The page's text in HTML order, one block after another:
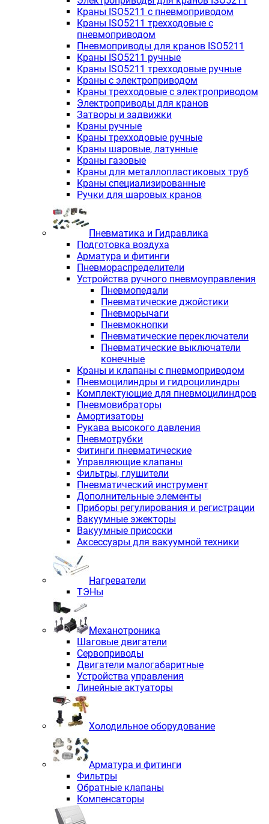
Краны ISO5211 с пневмоприводом
Краны ISO5211 трехходовые с
пневмоприводом
Пневмоприводы для кранов ISO5211
Краны ISO5211 ручные
Краны ISO5211 трехходовые ручные
Краны с электроприводом
Краны трехходовые с электроприводом
Электроприводы для кранов
Затворы и задвижки
Краны ручные
Краны трехходовые ручные
Краны шаровые, латунные
Краны газовые
Краны для металлопластиковых труб
Краны специализированные
Ручки для шаровых кранов
Пневматика и Гидравлика
Подготовка воздуха
Арматура и фитинги
Пневмораспределители
Устройства ручного пневмоуправления
Пневмопедали
Пневматические джойстики
Пневморычаги
Пневмокнопки
Пневматические переключатели
Пневматические выключатели
конечные
Краны и клапаны с пневмоприводом
Пневмоцилиндры и гидроцилиндры
Комплектующие для пневмоцилиндров
Пневмовибраторы
Амортизаторы
Рукава высокого давления
Пневмотрубки
Фитинги пневматические
Управляющие клапаны
Фильтры, глушители
Пневматический инструмент
Дополнительные элементы
Приборы регулирования и регистрации
Вакуумные эжекторы
Вакуумные присоски
Аксессуары для вакуумной техники
Нагреватели
ТЭНы
Механотроника
Шаговые двигатели
Сервоприводы
Двигатели малогабаритные
Устройства управления
Линейные актуаторы
Холодильное оборудование
Арматура и фитинги
Фильтры
Обратные клапаны
Компенсаторы